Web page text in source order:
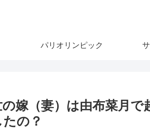
パリオリンピック
嫁（妻）は由布菜月
の？